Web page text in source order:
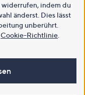
indem du
änderst. Dies lässt
unberührt.
Cookie-Richtlinie